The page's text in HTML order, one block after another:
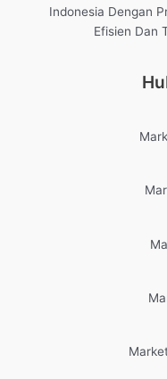
Indonesia Dengan
Efisien Dan